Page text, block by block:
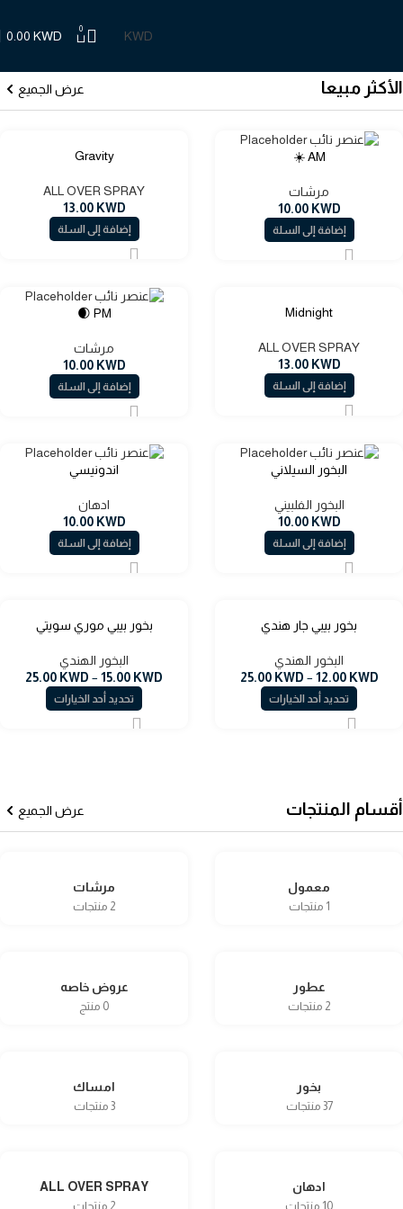
0
0.00 KWD
الأكثر مبيعا عرض الجميع
AM ☀️
مرشات
10.00 KWD
إضافة إلى السلة
Gravity
ALL OVER SPRAY
13.00 KWD
إضافة إلى السلة
Midnight
ALL OVER SPRAY
13.00 KWD
إضافة إلى السلة
PM 🌒
مرشات
10.00 KWD
إضافة إلى السلة
البخور السيلاني
البخور الفلبيني
10.00 KWD
إضافة إلى السلة
اندونيسي
ادهان
10.00 KWD
إضافة إلى السلة
بخور بيبي جار هندي
البخور الهندي
12.00 KWD
–
25.00 KWD
تحديد أحد الخيارات
بخور بيبي موري سويتي
البخور الهندي
15.00 KWD
–
25.00 KWD
تحديد أحد الخيارات
أقسام المنتجات عرض الجميع
معمول
1 منتجات
مرشات
2 منتجات
عطور
2 منتجات
عروض خاصه
0 منتج
بخور
37 منتجات
امساك
3 منتجات
ادهان
10 منتجات
ALL OVER SPRAY
2 منتجات